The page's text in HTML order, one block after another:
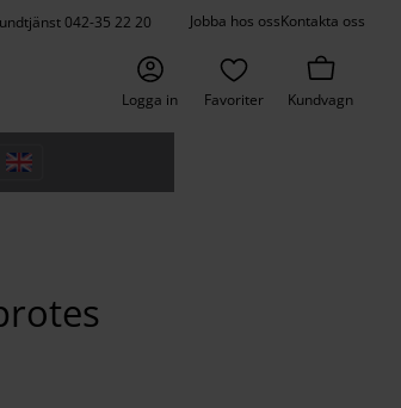
042-35 22 20 Jobba hos ossKontakta oss
Logga in Favoriter Kundvagn